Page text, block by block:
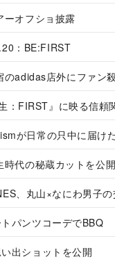
ーオフショ披露
：BE:FIRST
のadidas店外にファン
：FIRST』に映る信頼
が日常の只中に届け
時代の秘蔵カットを公開
、丸山×なにわ男子の
パンツコーデでBBQ
出ショットを公開